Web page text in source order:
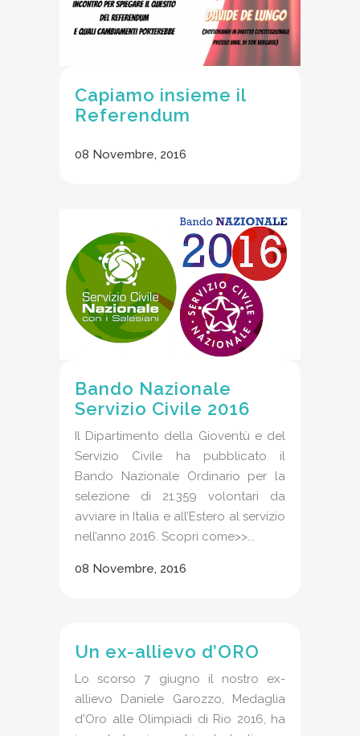
Capiamo insieme il
Referendum
08 Novembre, 2016
Bando Nazionale
Servizio Civile 2016
Il Dipartimento della Gioventù e del
Servizio Civile ha pubblicato il
Bando Nazionale Ordinario per la
selezione di 21.359 volontari da
avviare in Italia e all’Estero al servizio
nell’anno 2016. Scopri come>>...
08 Novembre, 2016
Un ex-allievo d’ORO
Lo scorso 7 giugno il nostro ex-
allievo Daniele Garozzo, Medaglia
d'Oro alle Olimpiadi di Rio 2016, ha